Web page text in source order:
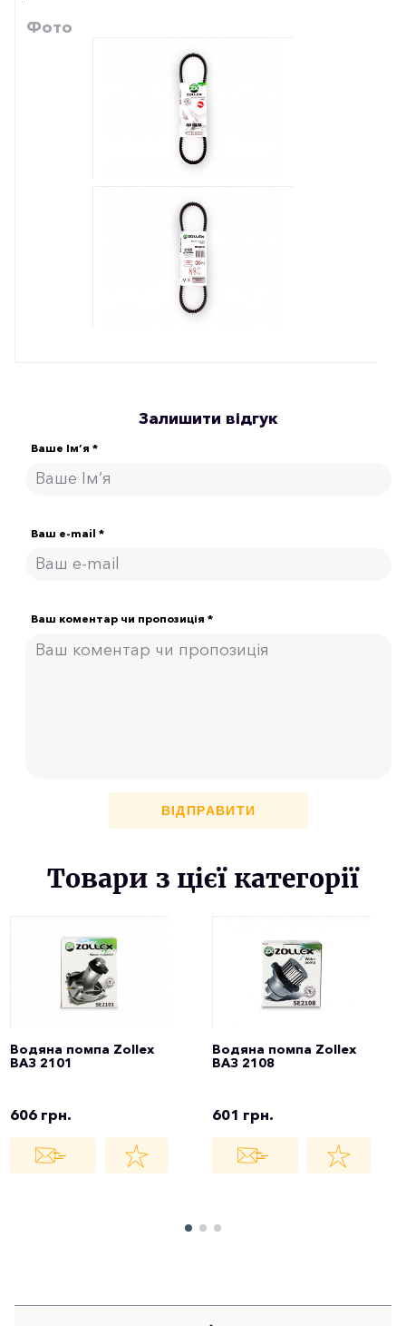
Фото
Залишити відгук
Ваше Ім’я *
Ваш e-mail *
Ваш коментар чи пропозиція *
ВІДПРАВИТИ
Товари з цієї категорії
Водяна помпа Zollex
ВАЗ 2101
606 грн.
Водяна помпа Zollex
ВАЗ 2108
601 грн.